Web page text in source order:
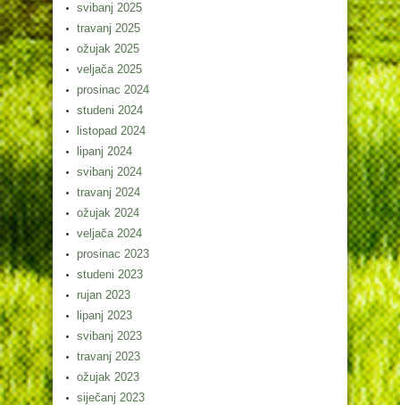
svibanj 2025
travanj 2025
ožujak 2025
veljača 2025
prosinac 2024
studeni 2024
listopad 2024
lipanj 2024
svibanj 2024
travanj 2024
ožujak 2024
veljača 2024
prosinac 2023
studeni 2023
rujan 2023
lipanj 2023
svibanj 2023
travanj 2023
ožujak 2023
siječanj 2023